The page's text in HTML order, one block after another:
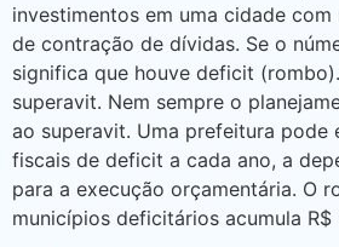
investimentos em uma cidade com
de contração de dívidas. Se o
significa que houve deficit
superavit. Nem sempre o
ao superavit. Uma prefeitura pode
fiscais de deficit a cada ano, a
para a execução orçamentária. O
municípios deficitários acumula R$